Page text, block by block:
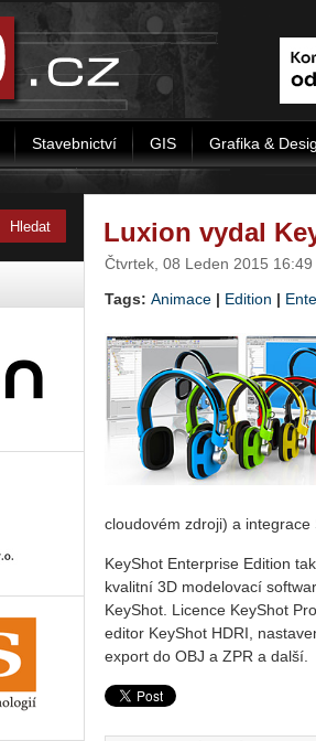
Stavebnictví GIS Grafika &
Luxion vydal
Čtvrtek, 08 Leden 2015 16:49
Tags: Animace | Edition |
cloudovém zdroji) a integrace
KeyShot Enterprise Edition
kvalitní 3D modelovací
KeyShot. Licence KeyShot
editor KeyShot HDRI,
export do OBJ a ZPR a další.